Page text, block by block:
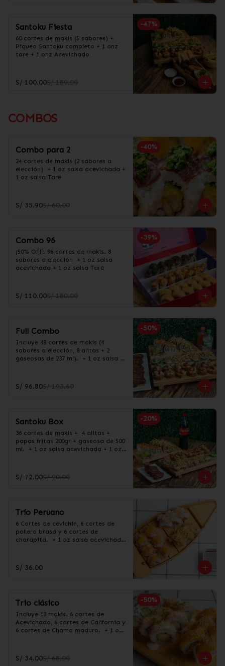
-47%
Santoku Fiesta
60 cortes de makis (5 sabores) +
Piqueo Santoku completo + 1 onz
taré + 1 onz Acevichado
S/ 100.00S/ 189.00
COMBOS
-40%
Combo para 2
24 cortes de makis (2 sabores a
elección)  + 1 oz salsa acevichada +
1 oz salsa Taré
S/ 35.90S/ 60.00
-39%
Combo 96
¡50% OFF! 96 cortes de makis. 8
sabores a elección  + 1 oz salsa
acevichada + 1 oz salsa Taré
S/ 110.00S/ 180.00
-50%
Full Combo
Incluye 48 cortes de makis (4
sabores a elección, 8 alitas + 2
gaseosas de 237 ml).  + 1 oz salsa
S/ 96.80S/ 193.60
-20%
Santoku Box
36 cortes de makis +  4 alitas +
papas fritas 200gr + gaseosa de 500
ml.  + 1 oz salsa acevichada + 1 oz
S/ 72.00S/ 90.00
Trío Peruano
6 Cortes de cevichin, 6 cortes de
pollero brasa y 6 cortes de
charapita.  + 1 oz salsa acevichada
S/ 36.00
-50%
Trio clásico
Incluye 18 makis. 6 cortes de
Acevichado, 6 cortes de California y
6 cortes de Chamo maduro.  + 1 oz
S/ 34.00S/ 68.00